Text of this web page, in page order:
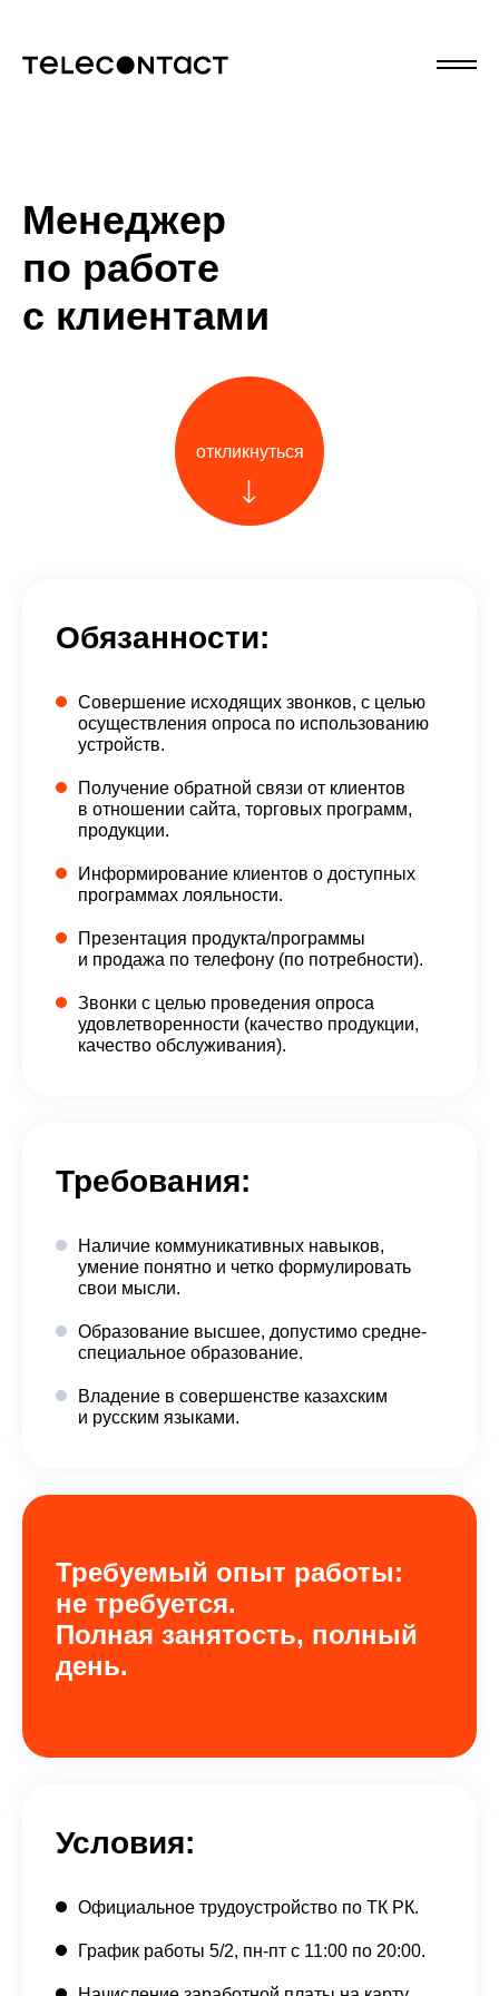
Менеджер
по работе
с клиентами
откликнуться
Обязанности:
Совершение исходящих звонков, с целью
осуществления опроса по использованию
устройств.
Получение обратной связи от клиентов
в отношении сайта, торговых программ,
продукции.
Информирование клиентов о доступных
программах лояльности.
Презентация продукта/программы
и продажа по телефону (по потребности).
Звонки с целью проведения опроса
удовлетворенности (качество продукции,
качество обслуживания).
Требования:
Наличие коммуникативных навыков,
умение понятно и четко формулировать
свои мысли.
Образование высшее, допустимо средне-
специальное образование.
Владение в совершенстве казахским
и русским языками.
Требуемый опыт работы:
не требуется.
Полная занятость, полный
день.
Условия:
Официальное трудоустройство по ТК РК.
График работы 5/2, пн-пт с 11:00 по 20:00.